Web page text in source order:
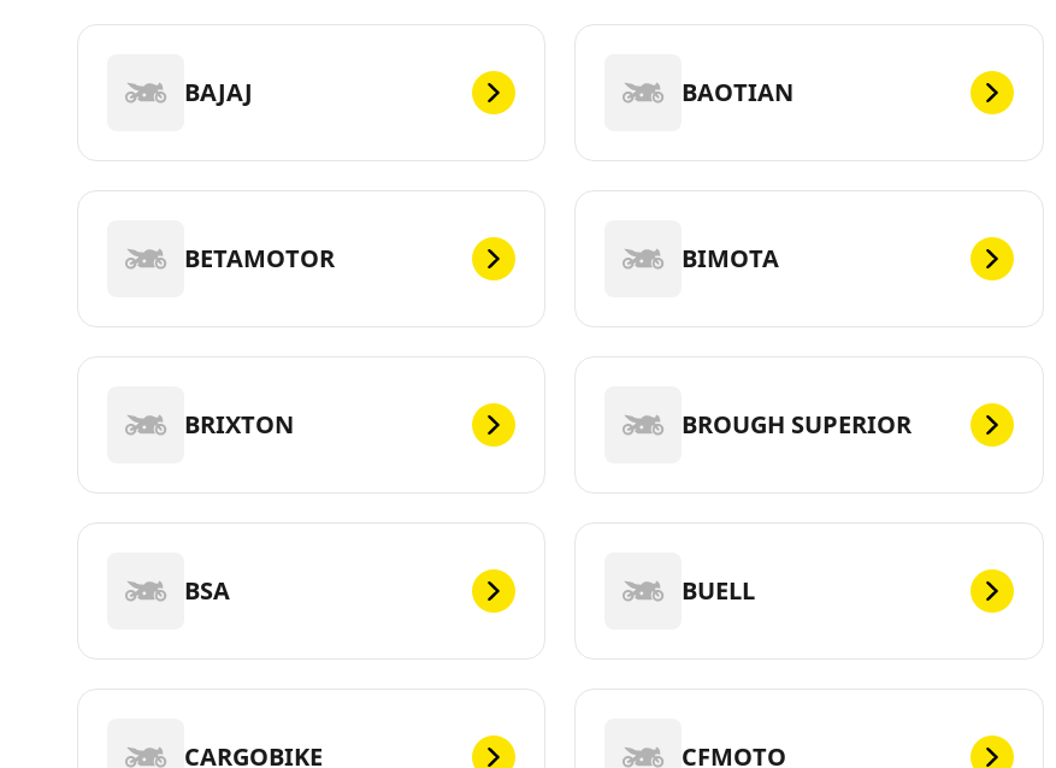
BAJAJ BAOTIAN
BETAMOTOR BIMOTA
BRIXTON BROUGH SUPERIOR
BSA BUELL
CARGOBIKE CFMOTO